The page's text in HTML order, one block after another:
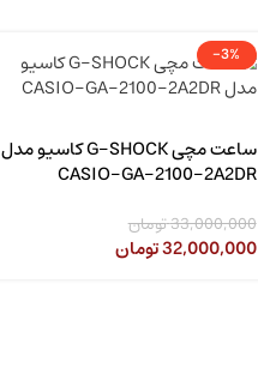
-3%
ساعت مچی G-SHOCK کاسیو مدل
CASIO-GA-2100-2A2DR
33,000,000تومان
32,000,000تومان